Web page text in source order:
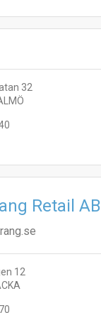
32
Retail AB
12